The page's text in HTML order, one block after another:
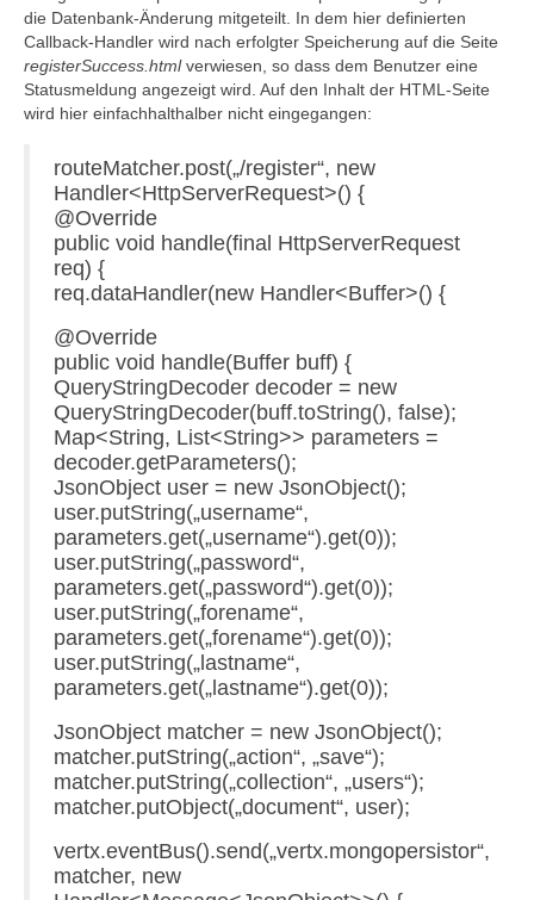
die Datenbank-Änderung mitgeteilt. In dem hier definierten
Callback-Handler wird nach erfolgter Speicherung auf die Seite
registerSuccess.htmlverwiesen, so dass dem Benutzer eine
Statusmeldung angezeigt wird. Auf den Inhalt der HTML-Seite
wird hier einfachhalthalber nicht eingegangen:
routeMatcher.post(„/register“, new
Handler<HttpServerRequest>() {
@Override
public void handle(final HttpServerRequest
req) {
req.dataHandler(new Handler<Buffer>() {
@Override
public void handle(Buffer buff) {
QueryStringDecoder decoder = new
QueryStringDecoder(buff.toString(), false);
Map<String, List<String>> parameters =
decoder.getParameters();
JsonObject user = new JsonObject();
user.putString(„username“,
parameters.get(„username“).get(0));
user.putString(„password“,
parameters.get(„password“).get(0));
user.putString(„forename“,
parameters.get(„forename“).get(0));
user.putString(„lastname“,
parameters.get(„lastname“).get(0));
JsonObject matcher = new JsonObject();
matcher.putString(„action“, „save“);
matcher.putString(„collection“, „users“);
matcher.putObject(„document“, user);
vertx.eventBus().send(„vertx.mongopersistor“,
matcher, new